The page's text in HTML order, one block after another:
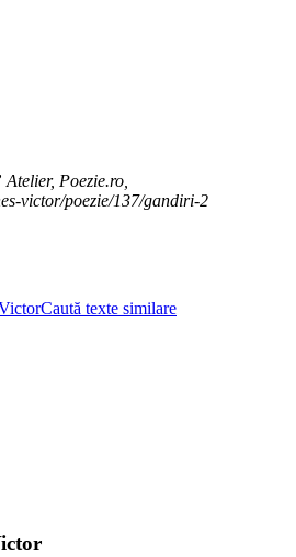
Poezie.ro,
victor/poezie/137/gandiri-2
Caută texte similare